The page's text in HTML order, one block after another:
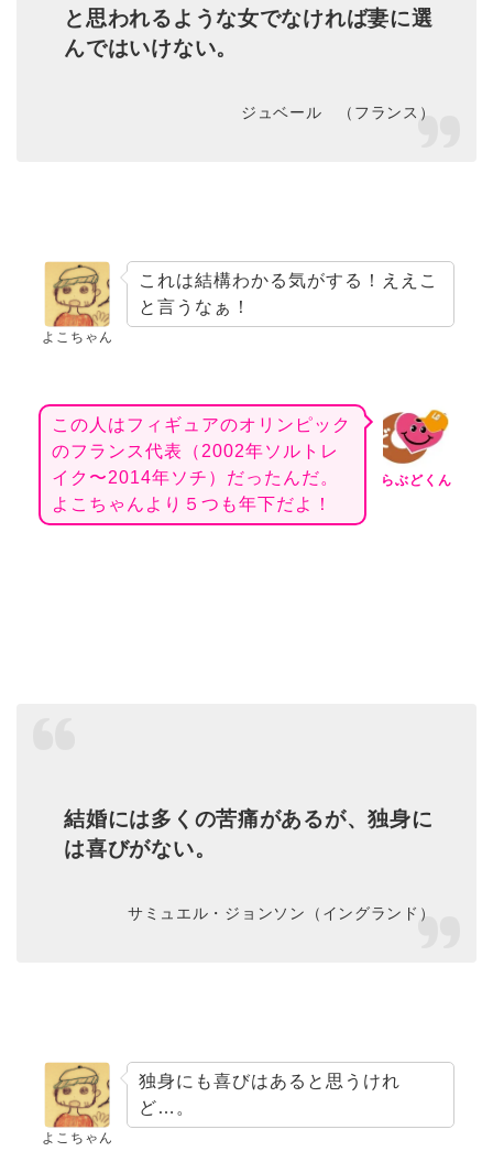
と思われるような女でなければ妻に選
んではいけない。
ジュベール （フランス）
よこちゃん
これは結構わかる気がする！ええこ
と言うなぁ！
らぶどくん
この人はフィギュアのオリンピック
のフランス代表（2002年ソルトレ
イク〜2014年ソチ）だったんだ。
よこちゃんより５つも年下だよ！
結婚には多くの苦痛があるが、独身に
は喜びがない。
サミュエル・ジョンソン（イングランド）
よこちゃん
独身にも喜びはあると思うけれ
ど…。